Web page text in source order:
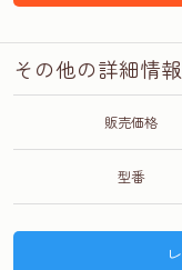
その他の詳細情報
販売価格
型番